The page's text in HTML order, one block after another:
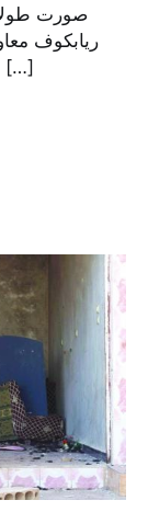
صورت
ریابکوف
نزدیک به این سناریو گفت:« مسکو آنچه را […]